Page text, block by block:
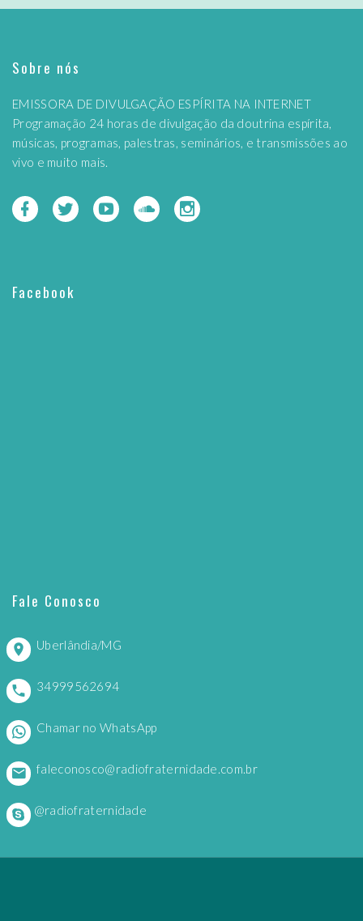
Sobre nós
EMISSORA DE DIVULGAÇÃO ESPÍRITA NA INTERNET
Programação 24 horas de divulgação da doutrina espírita,
músicas, programas, palestras, seminários, e transmissões ao
vivo e muito mais.
Facebook
Fale Conosco
Uberlândia/MG
34999562694
Chamar no WhatsApp
faleconosco@radiofraternidade.com.br
@radiofraternidade